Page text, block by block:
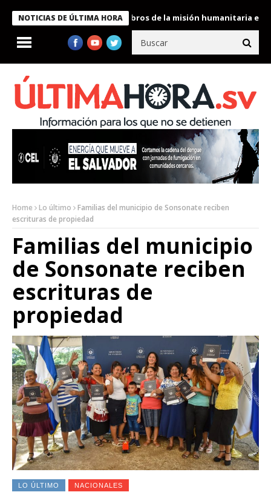
NOTICIAS DE ÚLTIMA HORA
Bukele condecora a miembros de la misión humanitaria enviada
Home Lo último
Familias del municipio de Sonsonate reciben
escrituras de propiedad
Familias del municipio
de Sonsonate reciben
escrituras de
propiedad
LO ÚLTIMO NACIONALES